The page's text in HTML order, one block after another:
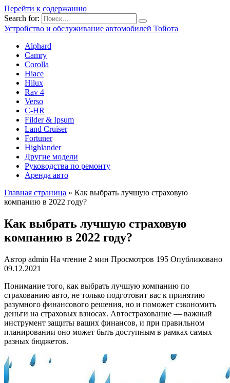
Перейти к содержанию
Search for:
Устройство и обслуживание автомобилей Тойота
Alphard
Camry
Corolla
Hiace
Hilux
Rav 4
Verso
C-HR
Filder & Ipsum
Land Cruiser
Fortuner
Highlander
Другие модели
Руководства по ремонту
Аренда авто
Главная страница » Как выбрать лучшую страховую
компанию в 2022 году?
Как выбрать лучшую страховую
компанию в 2022 году?
Автор admin На чтение 2 мин Просмотров 195 Опубликовано
09.12.2021
Понимание того, как выбрать лучшую компанию по
страхованию авто, не только подготовит вас к принятию
разумного финансового решения, но и поможет сэкономить
деньги на страховых взносах. Автострахование — важный
инструмент защиты ваших финансов, и при правильном
планировании оно может быть доступным в рамках самых
разных бюджетов.